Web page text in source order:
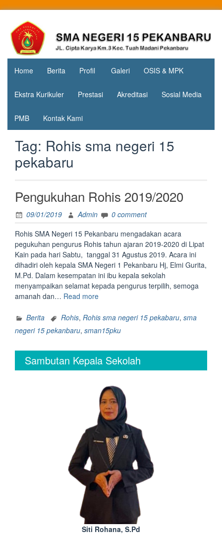
contentSMA
Negeri 15
Pekanbaru
Jl. Cipta
Karya
KM.3, Kec.
Tuah
Madani,
Home Berita Profil Galeri OSIS & MPK
Ekstra Kurikuler Prestasi Akreditasi Sosial Media
PMB Kontak Kami
Tag: Rohis sma negeri 15
pekabaru
Pengukuhan Rohis 2019/2020
09/01/2019 Admin
0 comment
Rohis SMA Negeri 15 Pekanbaru mengadakan acara
pegukuhan pengurus Rohis tahun ajaran 2019-2020 di Lipat
Kain pada hari Sabtu, tanggal 31 Agustus 2019. Acara ini
dihadiri oleh kepala SMA Negeri 1 Pekanbaru Hj, Elmi Gurita,
M.Pd. Dalam kesempatan ini ibu kepala sekolah
menyampaikan selamat kepada pengurus terpilih, semoga
amanah dan… Read more“Pengukuhan
2019/2020”
Berita Rohis, Rohis sma negeri 15 pekabaru, sma
negeri 15 pekanbaru, sman15pku
Sambutan Kepala Sekolah
Siti Rohana, S.Pd